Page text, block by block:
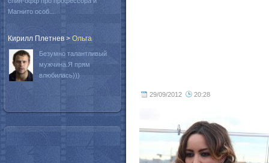
29/09/2012 20:28
Магнито особ...
Кирилл Плетнев > Oльга
Безумно талантливый
мужчина.Я прям
влюбилась)))